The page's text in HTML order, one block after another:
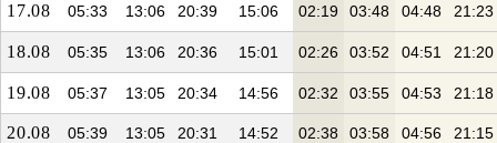
17.08 05:33 13:06 20:39 15:06 02:19 03:48 04:48 21:23
18.08 05:35 13:06 20:36 15:01 02:26 03:52 04:51 21:20
19.08 05:37 13:05 20:34 14:56 02:32 03:55 04:53 21:18
20.08 05:39 13:05 20:31 14:52 02:38 03:58 04:56 21:15